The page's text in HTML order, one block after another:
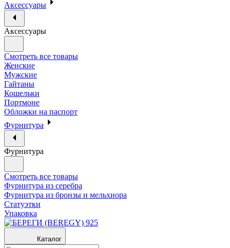
Аксессуары
Аксессуары
Смотреть все товары
Женские
Мужские
Гайтаны
Кошельки
Портмоне
Обложки на паспорт
Фурнитура
Фурнитура
Смотреть все товары
Фурнитура из серебра
Фурнитура из бронзы и мельхиора
Статуэтки
Упаковка
Каталог